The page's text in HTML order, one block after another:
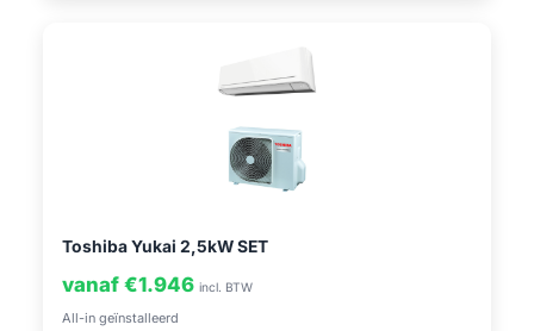
Toshiba Yukai 2,5kW SET
vanaf €1.946 incl. BTW
All-in geïnstalleerd